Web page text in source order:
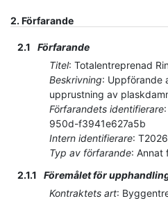
2. Förfarande
2.1
Förfarande
Titel: Totalentreprenad
Beskrivning: Uppförande
upprustning av
Förfarandets identifierare:
950d-f3941e627a5b
Intern identifierare:
Typ av förfarande: Annat
2.1.1
Föremålet för
Kontraktets art: